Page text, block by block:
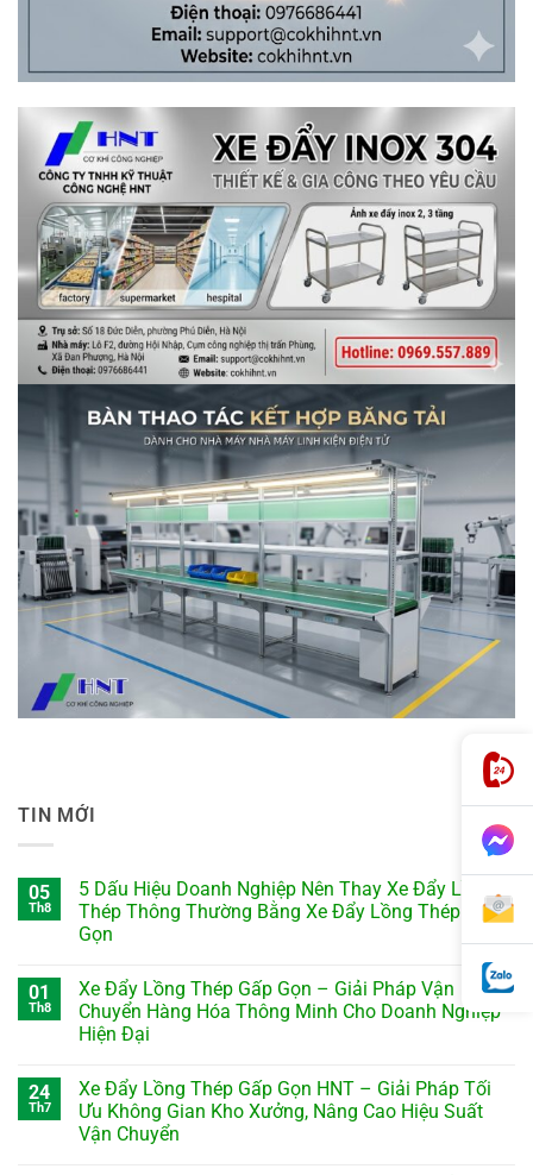
TIN MỚI
05
Th8
5 Dấu Hiệu Doanh Nghiệp Nên Thay Xe Đẩy Lồng
Thép Thông Thường Bằng Xe Đẩy Lồng Thép Gấp
Gọn
01
Th8
Xe Đẩy Lồng Thép Gấp Gọn – Giải Pháp Vận
Chuyển Hàng Hóa Thông Minh Cho Doanh Nghiệp
Hiện Đại
24
Th7
Xe Đẩy Lồng Thép Gấp Gọn HNT – Giải Pháp Tối
Ưu Không Gian Kho Xưởng, Nâng Cao Hiệu Suất
Vận Chuyển